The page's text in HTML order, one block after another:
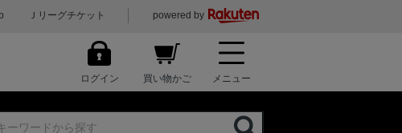
Ｊリーグチケット powered by
ログイン 買い物かご メニュー